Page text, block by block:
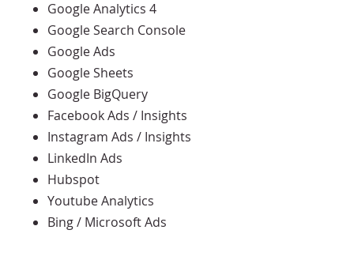
Google Analytics 4
Google Search Console
Google Ads
Google Sheets
Google BigQuery
Facebook Ads / Insights
Instagram Ads / Insights
LinkedIn Ads
Hubspot
Youtube Analytics
Bing / Microsoft Ads